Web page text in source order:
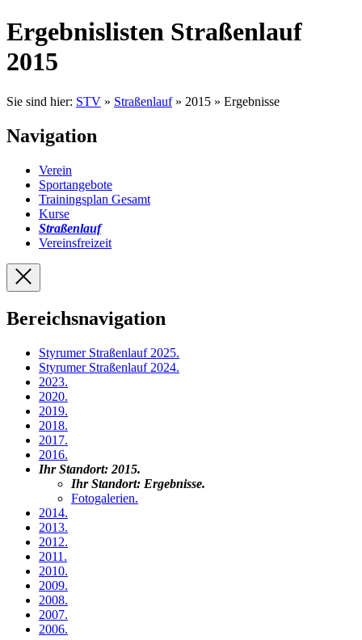
Ergebnislisten Straßenlauf
2015
Sie sind hier: STV » Straßenlauf» 2015 » Ergebnisse
Navigation
Verein
Sportangebote
Trainingsplan Gesamt
Kurse
Straßenlauf
Vereinsfreizeit
Bereichsnavigation
Styrumer Straßenlauf 2025.
Styrumer Straßenlauf 2024.
2023.
2020.
2019.
2018.
2017.
2016.
Ihr Standort: 2015.
Ihr Standort: Ergebnisse.
Fotogalerien.
2014.
2013.
2012.
2011 .
2010.
2009.
2008.
2007.
2006.